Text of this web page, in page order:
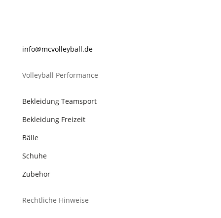
ed.ll
abyel
lovcm
@ofni
Volleyball Performance
Bekleidung Teamsport
Bekleidung Freizeit
Bälle
Schuhe
Zubehör
Rechtliche Hinweise